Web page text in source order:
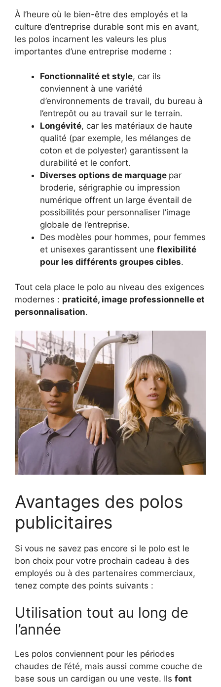
À l’heure où le bien-être des employés et la
culture d’entreprise durable sont mis en avant,
les polos incarnent les valeurs les plus
importantes d’une entreprise moderne :
Fonctionnalité et style, car ils
conviennent à une variété
d’environnements de travail, du bureau à
l’entrepôt ou au travail sur le terrain.
Longévité, car les matériaux de haute
qualité (par exemple, les mélanges de
coton et de polyester) garantissent la
durabilité et le confort.
Diverses options de marquage par
broderie, sérigraphie ou impression
numérique offrent un large éventail de
possibilités pour personnaliser l’image
globale de l’entreprise.
Des modèles pour hommes, pour femmes
et unisexes garantissent une flexibilité
pour les différents groupes cibles.
Tout cela place le polo au niveau des exigences
modernes : praticité, image professionnelle et
personnalisation.
Avantages des polos
publicitaires
Si vous ne savez pas encore si le polo est le
bon choix pour votre prochain cadeau à des
employés ou à des partenaires commerciaux,
tenez compte des points suivants :
Utilisation tout au long de
l’année
Les polos conviennent pour les périodes
chaudes de l’été, mais aussi comme couche de
base sous un cardigan ou une veste. Ils font